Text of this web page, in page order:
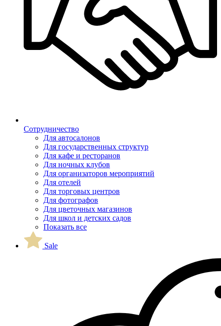
Сотрудничество
Для автосалонов
Для государственных структур
Для кафе и ресторанов
Для ночных клубов
Для организаторов мероприятий
Для отелей
Для торговых центров
Для фотографов
Для цветочных магазинов
Для школ и детских садов
Показать все
Sale